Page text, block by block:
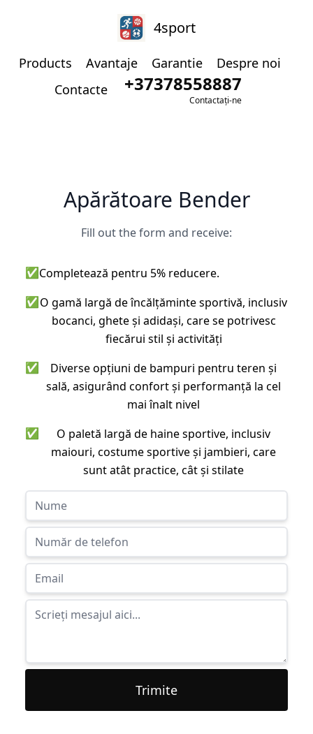
4sport
Products Avantaje Garantie
Despre noi
Contacte
+37378558887
Contactați-ne
Apărătoare Bender
Fill out the form and receive:
✅Completează pentru 5% reducere.
✅O gamă largă de încălțăminte sportivă, inclusiv
bocanci, ghete și adidași, care se potrivesc
fiecărui stil și activități
✅
Diverse opțiuni de bampuri pentru teren și
sală, asigurând confort și performanță la cel
mai înalt nivel
✅
O paletă largă de haine sportive, inclusiv
maiouri, costume sportive și jambieri, care
sunt atât practice, cât și stilate
Trimite